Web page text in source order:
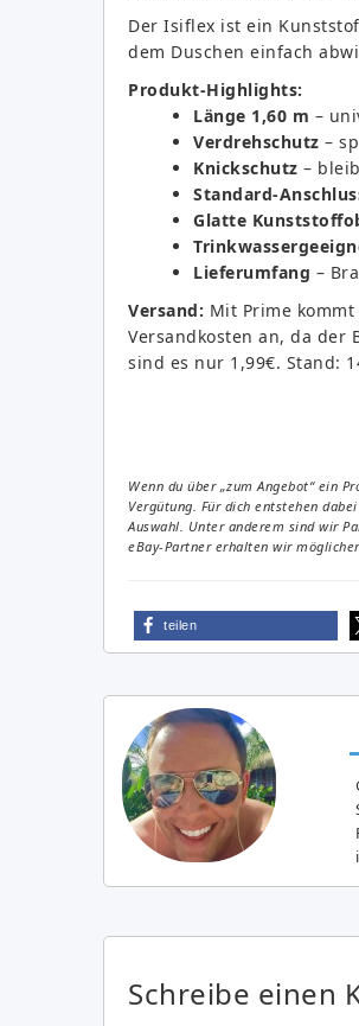
Der Isiflex ist ein
dem Duschen einfach
Produkt-Highlights:
Länge 1,60 m –
Verdrehschutz –
Knickschutz –
Standard-
Glatte
Lieferumfang –
Versand: Mit Prime
Versandkosten an, da der
sind es nur 1,99€. Stand:
Wenn du über „zum Angebot“ ein
Vergütung. Für dich entstehen
Auswahl. Unter anderem sind wir
eBay-Partner erhalten wir
teilen
Schreibe einen